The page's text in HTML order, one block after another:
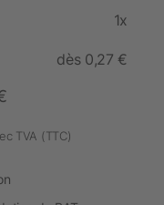
1x
dès 0,27 €
TVA (TTC)